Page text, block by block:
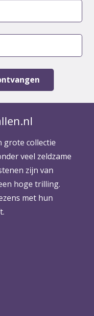
grote collectie
veel zeldzame
zijn van
hoge trilling.
met hun